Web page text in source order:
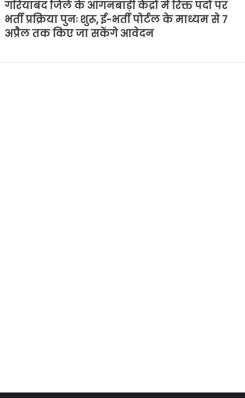
गरियाबंद जिले के आंगनबाड़ी केंद्रों में रिक्त पदों पर
भर्ती प्रक्रिया पुनः शुरू, ई-भर्ती पोर्टल के माध्यम से 7
अप्रैल तक किए जा सकेंगे आवेदन